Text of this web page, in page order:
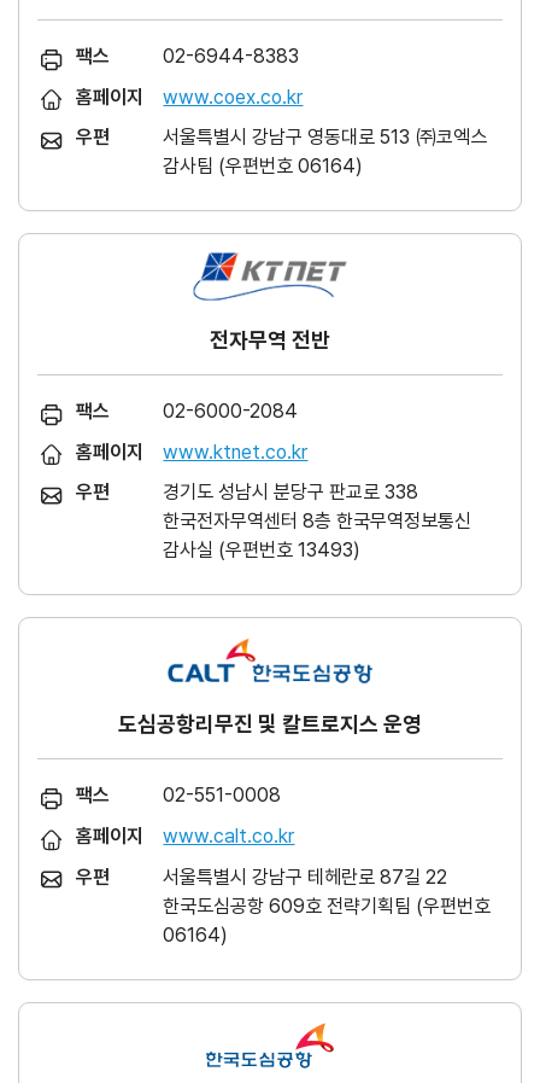
팩스
02-6944-8383
홈페이지
www.coex.co.kr
우편
서울특별시 강남구 영동대로 513 ㈜코엑스
감사팀 (우편번호 06164)
전자무역 전반
팩스
02-6000-2084
홈페이지
www.ktnet.co.kr
우편
경기도 성남시 분당구 판교로 338
한국전자무역센터 8층 한국무역정보통신
감사실 (우편번호 13493)
도심공항리무진 및 칼트로지스 운영
팩스
02-551-0008
홈페이지
www.calt.co.kr
우편
서울특별시 강남구 테헤란로 87길 22
한국도심공항 609호 전략기획팀 (우편번호
06164)